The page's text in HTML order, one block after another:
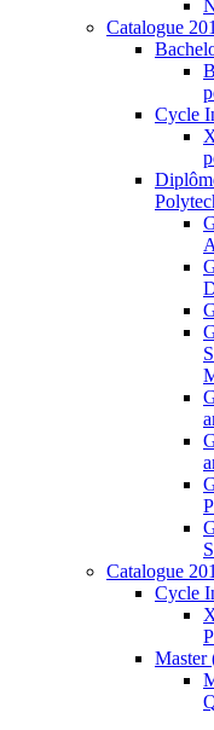
Catalogue
Cycle
Catalogue
Cycle